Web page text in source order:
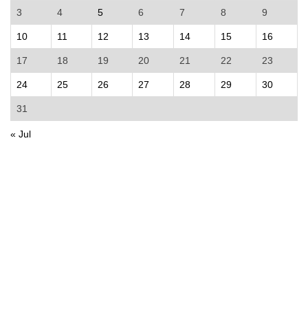
3 4 5 6 7 8 9
10 11 12 13 14 15 16
17 18 19 20 21 22 23
24 25 26 27 28 29 30
31
« Jul